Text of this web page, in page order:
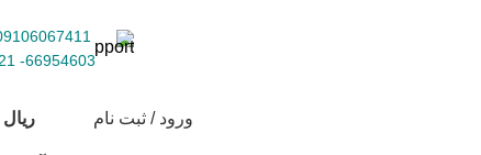
66954603- 021
ورود / ثبت نام ریال